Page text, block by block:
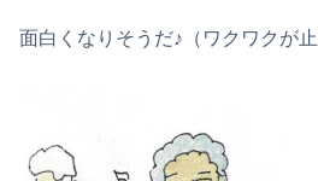
面白くなりそうだ♪（ワクワクが止